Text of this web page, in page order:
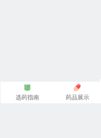
选药指南 药品展示